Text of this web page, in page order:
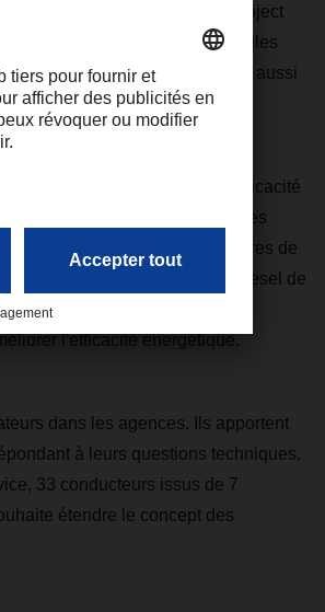
explique Roland Zitzmann, Project
chargeons certes les véhicules
essentiel d'utiliser ici aussi
mise sur l’amélioration de l'efficacité
afin de rendre les chaînes
sociale dépassant les frontières de
équipés de moteurs diesel de
font partie des mesures
l'efficacité énergétique.
dans les agences. Ils apportent
à leurs questions techniques.
33 conducteurs issus de 7
étendre le concept des